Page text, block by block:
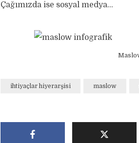
Çağımızda ise sosyal medya…
ihtiyaçlar hiyerarşisi maslow